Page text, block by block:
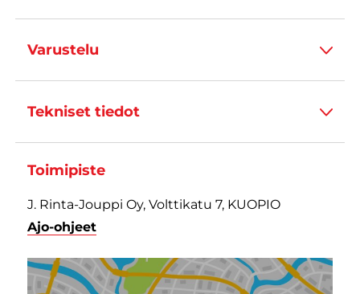
Varustelu
Tekniset tiedot
Toimipiste
J. Rinta-Jouppi Oy, Volttikatu 7, KUOPIO
Ajo-ohjeet